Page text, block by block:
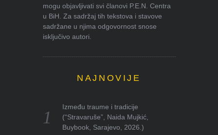
mogu objavljivati svi članovi P.E.N. Centra
u BiH. Za sadržaj tih tekstova i stavove
sadržane u njima odgovornost snose
isključivo autori.
NAJNOVIJE
Između traume i tradicije
(“Stravaruše”, Naida Mujkić,
Buybook, Sarajevo, 2026.)